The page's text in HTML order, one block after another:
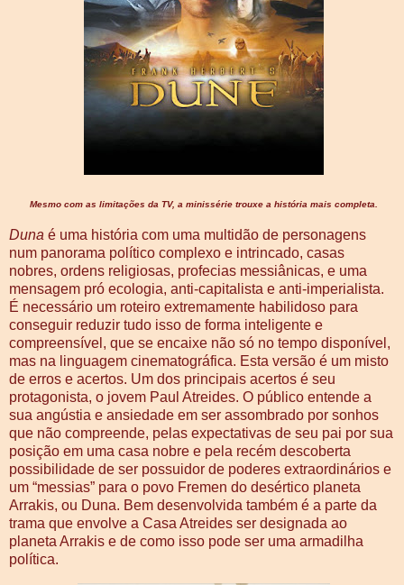
Mesmo com as limitações da TV, a minissérie trouxe a história mais completa.
Duna é uma história com uma multidão de personagens
num panorama político complexo e intrincado, casas
nobres, ordens religiosas, profecias messiânicas, e uma
mensagem pró ecologia, anti-capitalista e anti-imperialista.
É necessário um roteiro extremamente habilidoso para
conseguir reduzir tudo isso de forma inteligente e
compreensível, que se encaixe não só no tempo disponível,
mas na linguagem cinematográfica. Esta versão é um misto
de erros e acertos. Um dos principais acertos é seu
protagonista, o jovem Paul Atreides. O público entende a
sua angústia e ansiedade em ser assombrado por sonhos
que não compreende, pelas expectativas de seu pai por sua
posição em uma casa nobre e pela recém descoberta
possibilidade de ser possuidor de poderes extraordinários e
um “messias” para o povo Fremen do desértico planeta
Arrakis, ou Duna. Bem desenvolvida também é a parte da
trama que envolve a Casa Atreides ser designada ao
planeta Arrakis e de como isso pode ser uma armadilha
política.